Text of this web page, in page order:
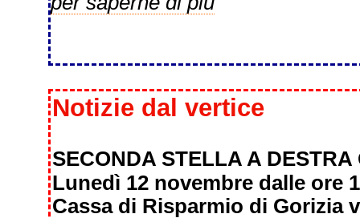
Notizie dal vertice
SECONDA STELLA A
Lunedì 12 novembre dalle ore
Cassa di Risparmio di Gorizia